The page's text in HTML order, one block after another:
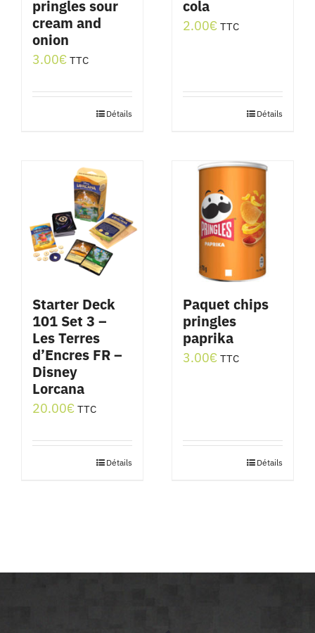
pringles sour
cream and
onion
3.00€ TTC
Détails
cola
2.00€ TTC
Détails
Starter Deck
101 Set 3 –
Les Terres
d’Encres FR –
Disney
Lorcana
20.00€ TTC
Détails
Paquet chips
pringles
paprika
3.00€ TTC
Détails